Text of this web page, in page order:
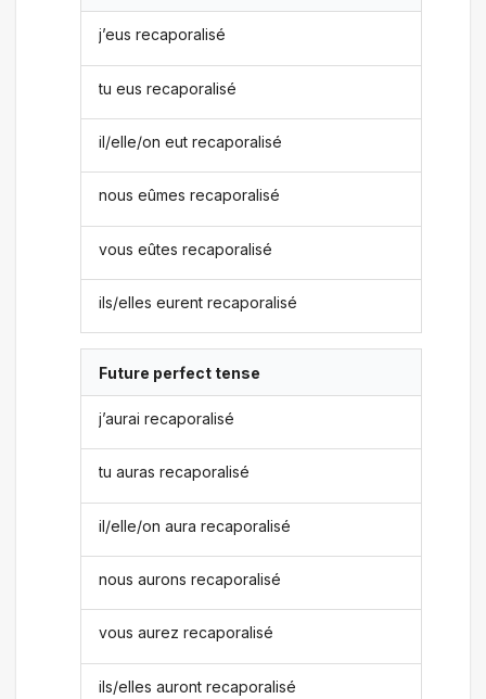
j’eus recaporalisé
tu eus recaporalisé
il/elle/on eut recaporalisé
nous eûmes recaporalisé
vous eûtes recaporalisé
ils/elles eurent recaporalisé
Future perfect tense
j’aurai recaporalisé
tu auras recaporalisé
il/elle/on aura recaporalisé
nous aurons recaporalisé
vous aurez recaporalisé
ils/elles auront recaporalisé